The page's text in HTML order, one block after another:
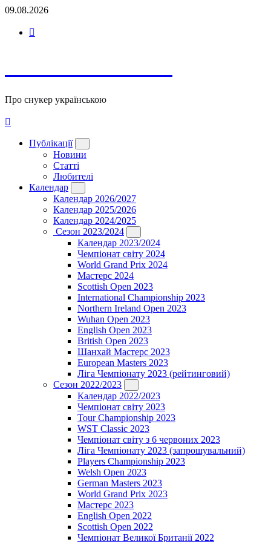
Перейти
вмісту
09.08.2026
Про снукер українською
Публікації
Новини
Статті
Любителі
Календар
Календар 2026/2027
Календар 2025/2026
Календар 2024/2025
Сезон 2023/2024
Календар 2023/2024
Чемпіонат світу 2024
World Grand Prix 2024
Мастерс 2024
Scottish Open 2023
International Championship 2023
Northern Ireland Open 2023
Wuhan Open 2023
English Open 2023
British Open 2023
Шанхай Мастерс 2023
European Masters 2023
Ліга Чемпіонату 2023 (рейтинговий)
Сезон 2022/2023
Календар 2022/2023
Чемпіонат світу 2023
Tour Championship 2023
WST Classic 2023
Чемпіонат світу з 6 червоних 2023
Ліга Чемпіонату 2023 (запрошувальний)
Players Championship 2023
Welsh Open 2023
German Masters 2023
World Grand Prix 2023
Мастерс 2023
English Open 2022
Scottish Open 2022
Чемпіонат Великої Британії 2022